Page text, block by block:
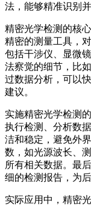
法，能够精准识别
精密光学检测的核
精密的测量工具，
包括干涉仪、显微
法察觉的细节，比
过数据分析，可以
建议。
实施精密光学检测
执行检测、分析数
洁和稳定，避免外
数，如光源波长、
所有相关数据。最
细的检测报告，为
实际应用中，精密